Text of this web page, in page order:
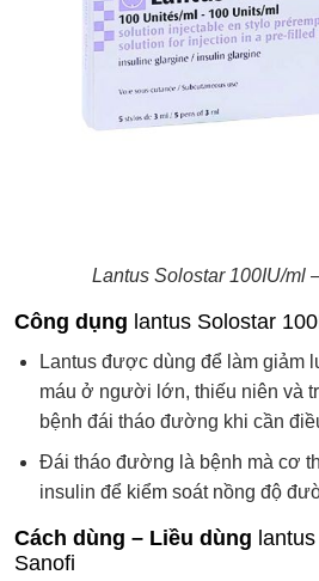
Lantus Solostar 100IU/ml
Công dụng lantus Solostar
Lantus được dùng để làm giảm
máu ở người lớn, thiếu niên và
bệnh đái tháo đường khi cần
Đái tháo đường là bệnh mà cơ
insulin để kiểm soát nồng độ
Cách dùng – Liều dùng
Sanofi